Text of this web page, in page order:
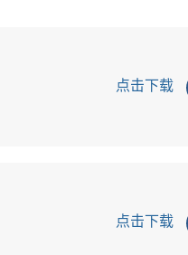
点击下载
点击下载